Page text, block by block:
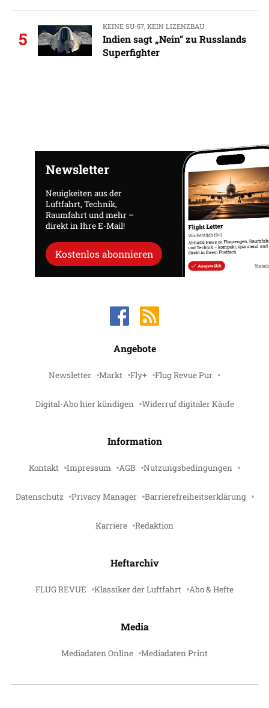
5
KEINE SU-57, KEIN LIZENZBAU
Indien sagt „Nein“ zu Russlands
Superfighter
Newsletter
Neuigkeiten aus der
Luftfahrt, Technik,
Raumfahrt und mehr –
direkt in Ihre E-Mail!
Kostenlos abonnieren
Angebote
Newsletter Markt Fly+ Flug Revue Pur
Digital-Abo hier kündigen Widerruf digitaler Käufe
Information
Kontakt Impressum AGB Nutzungsbedingungen
Datenschutz Privacy Manager Barrierefreiheitserklärung
Karriere Redaktion
Heftarchiv
FLUG REVUE Klassiker der Luftfahrt Abo & Hefte
Media
Mediadaten Online Mediadaten Print